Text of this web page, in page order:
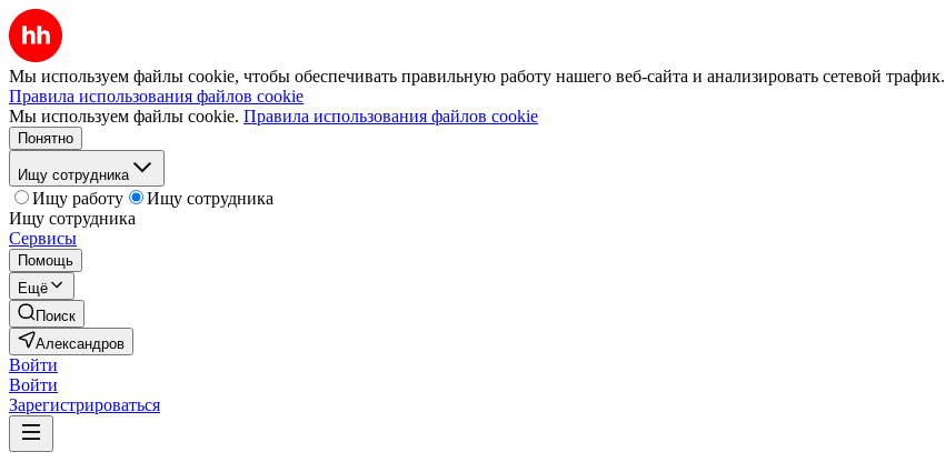
Мы используем файлы cookie, чтобы обеспечивать правильную работу нашего веб-сайта и анализировать сетевой трафик.
Правила использования файлов cookie
Мы используем файлы cookie. Правила использования файлов cookie
Понятно
Ищу сотрудника
Ищу работу
Ищу сотрудника
Ищу сотрудника
Сервисы
Помощь
Ещё
Поиск
Александров
Войти
Войти
Зарегистрироваться